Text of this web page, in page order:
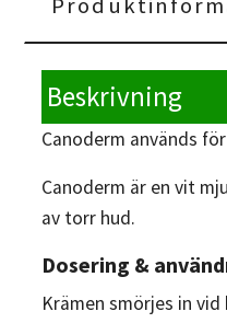
Beskrivning
Canoderm används
Canoderm är en vit
av torr hud.
Dosering &
Krämen smörjes in